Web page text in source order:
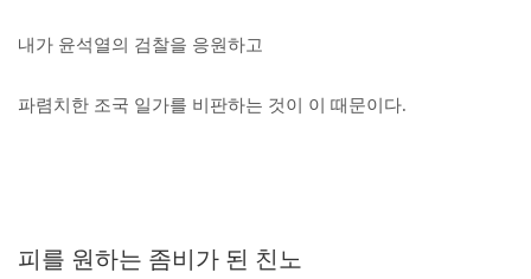
내가 윤석열의 검찰을 응원하고
파렴치한 조국 일가를 비판하는 것이 이 때문이다.
피를 원하는 좀비가 된 친노